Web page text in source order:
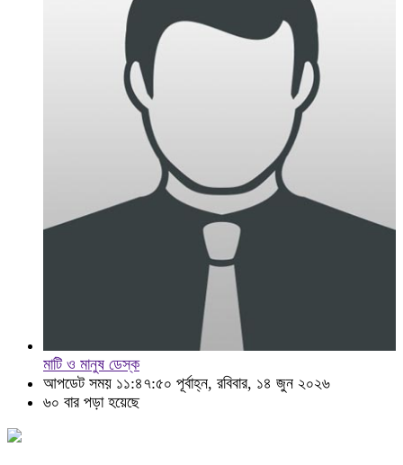
মাটি ও মানুষ ডেস্ক
আপডেট সময় ১১:৪৭:৫০ পূর্বাহ্ন, রবিবার, ১৪ জুন ২০২৬
৬০ বার পড়া হয়েছে